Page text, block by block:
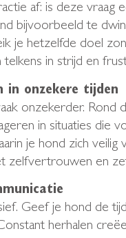
af: is deze
bijvoorbeeld te
je hetzelfde doel
telkens in strijd en
in onzekere tijden
onzekerder. Rond
in situaties die
je hond zich
zelfvertrouwen en
Geef je hond de
herhalen